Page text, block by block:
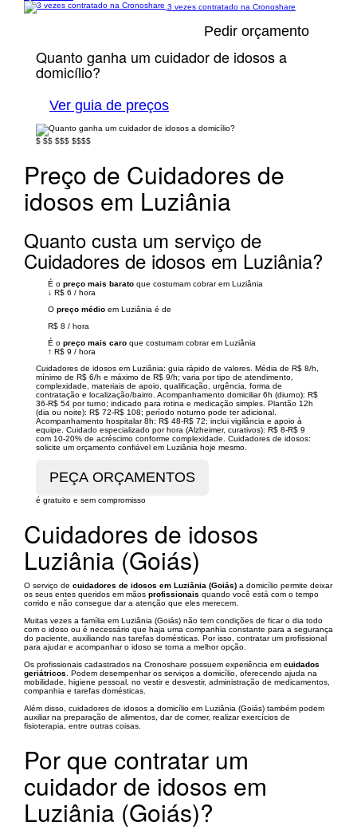
3 vezes contratado na Cronoshare
Pedir orçamento
Quanto ganha um cuidador de idosos a
domicílio?
Ver guia de preços
$ $$ $$$ $$$$
Preço de Cuidadores de
idosos em Luziânia
Quanto custa um serviço de
Cuidadores de idosos em Luziânia?
É o preço mais barato que costumam cobrar em Luziânia
↓ R$ 6 / hora
O preço médio em Luziânia é de
R$ 8 / hora
É o preço mais caro que costumam cobrar em Luziânia
↑ R$ 9 / hora
Cuidadores de idosos em Luziânia: guia rápido de valores. Média de R$ 8/h,
mínimo de R$ 6/h e máximo de R$ 9/h; varia por tipo de atendimento,
complexidade, materiais de apoio, qualificação, urgência, forma de
contratação e localização/bairro. Acompanhamento domiciliar 6h (diurno): R$
36-R$ 54 por turno; indicado para rotina e medicação simples. Plantão 12h
(dia ou noite): R$ 72-R$ 108; período noturno pode ter adicional.
Acompanhamento hospitalar 8h: R$ 48-R$ 72; inclui vigilância e apoio à
equipe. Cuidado especializado por hora (Alzheimer, curativos): R$ 8-R$ 9
com 10-20% de acréscimo conforme complexidade. Cuidadores de idosos:
solicite um orçamento confiável em Luziânia hoje mesmo.
é gratuito e sem compromisso
Cuidadores de idosos
Luziânia (Goiás)
O serviço de cuidadores de idosos em Luziânia (Goiás) a domicílio permite deixar
os seus entes queridos em mãos profissionais quando você está com o tempo
corrido e não consegue dar a atenção que eles merecem.
Muitas vezes a família em Luziânia (Goiás) não tem condições de ficar o dia todo
com o idoso ou é necessário que haja uma companhia constante para a segurança
do paciente, auxiliando nas tarefas domésticas. Por isso, contratar um profissional
para ajudar e acompanhar o idoso se torna a melhor opção.
Os profissionais cadastrados na Cronoshare possuem experiência em cuidados
geriátricos . Podem desempenhar os serviços a domicílio, oferecendo ajuda na
mobilidade, higiene pessoal, no vestir e desvestir, administração de medicamentos,
companhia e tarefas domésticas.
Além disso, cuidadores de idosos a domicílio em Luziânia (Goiás) também podem
auxiliar na preparação de alimentos, dar de comer, realizar exercícios de
fisioterapia, entre outras coisas.
Por que contratar um
cuidador de idosos em
Luziânia (Goiás)?